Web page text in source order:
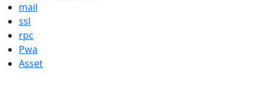
mail
ssl
rpc
Pwa
Asset